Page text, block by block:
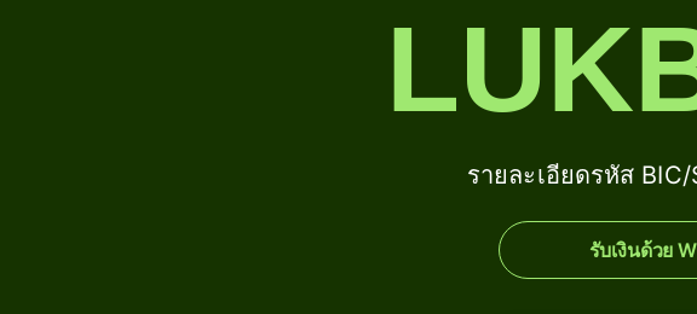
รายละเอียดรหัส
รับเงินด้วย